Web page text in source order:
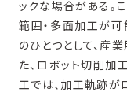
ックな場合がある。
範囲・多面加工が
のひとつとして、産
た、ロボット切削加
工では、加工軌跡が